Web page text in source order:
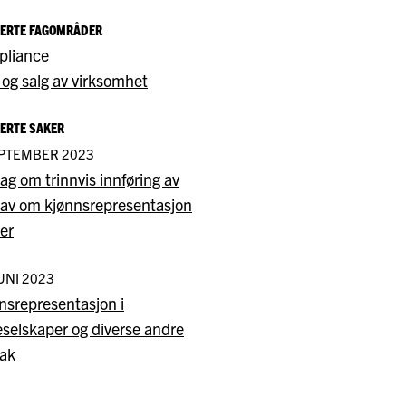
FAGOMRÅDER
salg av virksomhet
SAKER
2023
om trinnvis innføring av
om kjønnsrepresentasjon
2023
i
og diverse andre